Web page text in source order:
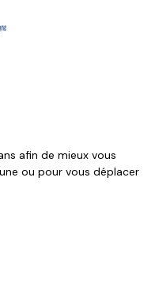
afin de mieux vous
ou pour vous déplacer